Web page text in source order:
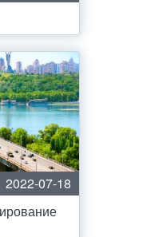
2022-07-18